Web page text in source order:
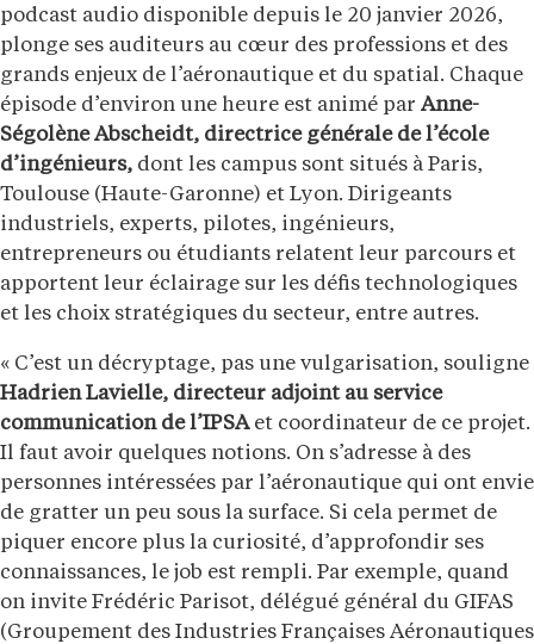
podcast audio disponible depuis le 20 janvier 2026,
plonge ses auditeurs au cœur des professions et des
grands enjeux de l’aéronautique et du spatial. Chaque
épisode d’environ une heure est animé par Anne-
Ségolène Abscheidt, directrice générale de l’école
d’ingénieurs, dont les campus sont situés à Paris,
Toulouse (Haute-Garonne) et Lyon. Dirigeants
industriels, experts, pilotes, ingénieurs,
entrepreneurs ou étudiants relatent leur parcours et
apportent leur éclairage sur les défis technologiques
et les choix stratégiques du secteur, entre autres.
« C’est un décryptage, pas une vulgarisation, souligne
Hadrien Lavielle, directeur adjoint au service
communication de l’IPSAet coordinateur de ce projet.
Il faut avoir quelques notions. On s’adresse à des
personnes intéressées par l’aéronautique qui ont envie
de gratter un peu sous la surface. Si cela permet de
piquer encore plus la curiosité, d’approfondir ses
connaissances, le job est rempli. Par exemple, quand
on invite Frédéric Parisot, délégué général du GIFAS
(Groupement des Industries Françaises Aéronautiques